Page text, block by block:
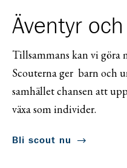
Äventyr
Tillsammans kan vi göra
Scouterna ger barn och
samhället chansen att
växa som individer.
Bli scout nu